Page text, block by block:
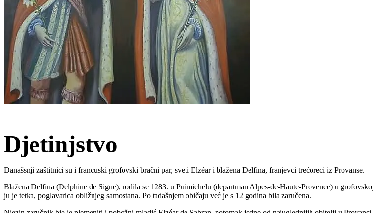
Djetinjstvo
Današsnji zaštitnici su i francuski grofovski bračni par, sveti Elzéar i blažena Delfina, franjevci trećoreci iz Provanse.
Blažena Delfina (Delphine de Signe), rodila se 1283. u Puimichelu (departman Alpes-de-Haute-Provence) u
ju je tetka, poglavarica obližnjeg samostana. Po tadašnjem običaju već je s 12 godina bila zaručena.